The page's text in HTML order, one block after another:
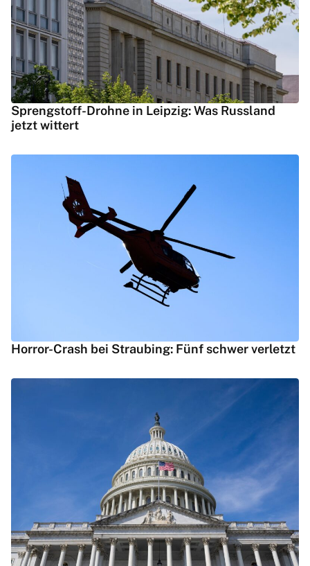
Sprengstoff-Drohne in Leipzig: Was Russland
jetzt wittert
Horror-Crash bei Straubing: Fünf schwer verletzt